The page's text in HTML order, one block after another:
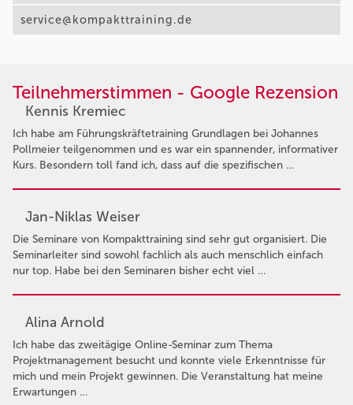
service@kompakttraining.de
Teilnehmerstimmen - Google Rezension
Kennis Kremiec
Ich habe am Führungskräftetraining Grundlagen bei Johannes
Pollmeier teilgenommen und es war ein spannender, informativer
Kurs. Besondern toll fand ich, dass auf die spezifischen …
Jan-Niklas Weiser
Die Seminare von Kompakttraining sind sehr gut organisiert. Die
Seminarleiter sind sowohl fachlich als auch menschlich einfach
nur top. Habe bei den Seminaren bisher echt viel …
Alina Arnold
Ich habe das zweitägige Online-Seminar zum Thema
Projektmanagement besucht und konnte viele Erkenntnisse für
mich und mein Projekt gewinnen. Die Veranstaltung hat meine
Erwartungen …